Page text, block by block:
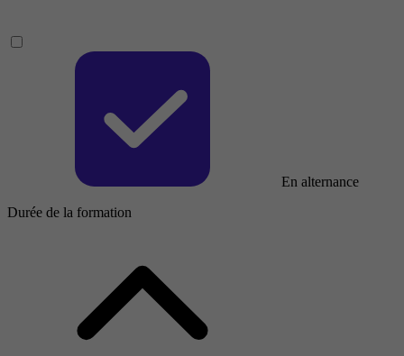
En alternance
Durée de la formation